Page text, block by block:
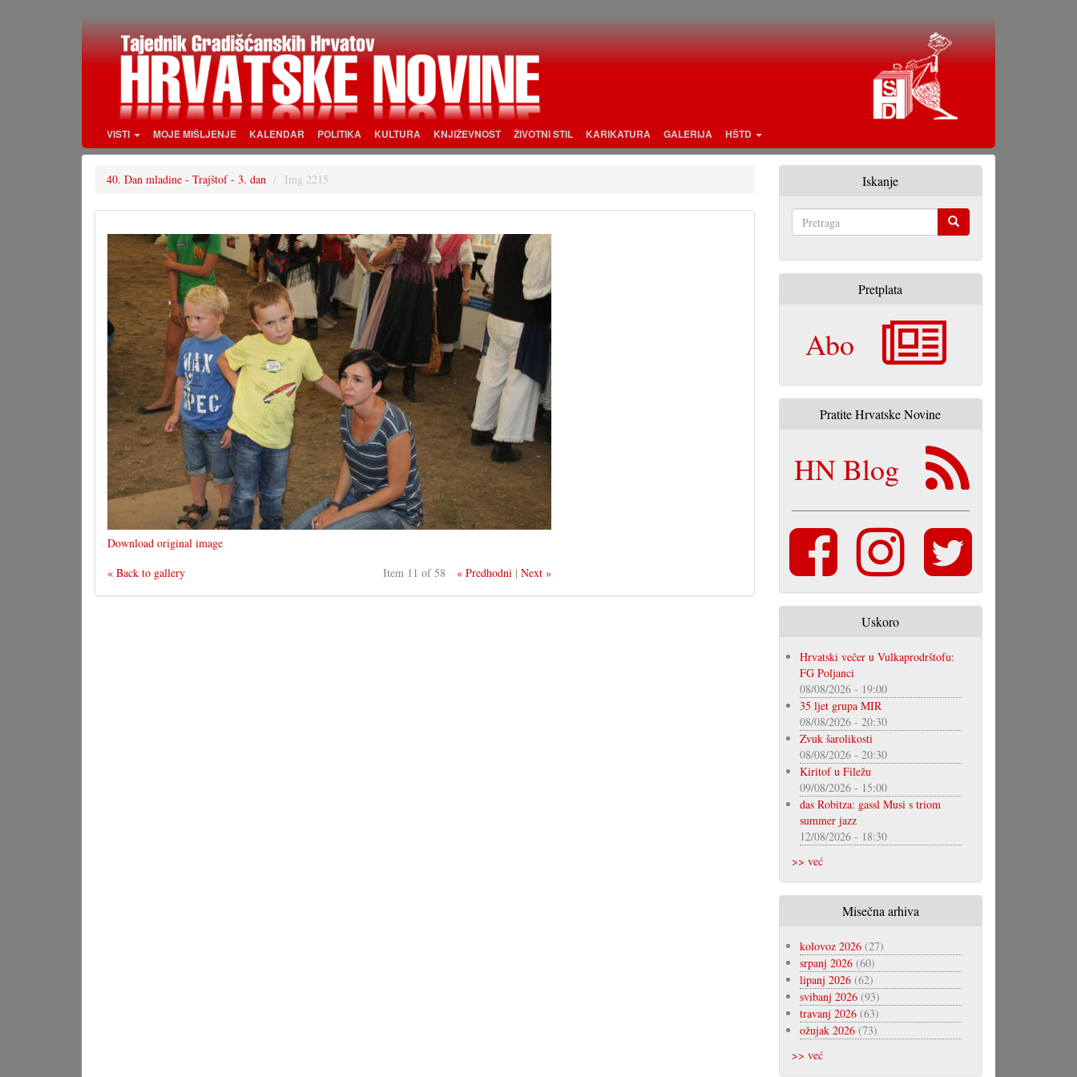
VISTI MOJE MIŠLJENJE KALENDAR POLITIKA KULTURA KNJIŽEVNOST ŽIVOTNI STIL KARIKATURA GALERIJA HŠTD
40. Dan mladine - Trajštof - 3. dan Img 2215
Download original image
« Back to gallery
Item 11 of 58 « Predhodni |Next »
Iskanje
Pretplata
Abo
Pratite Hrvatske Novine
HN Blog
Uskoro
Hrvatski večer u Vulkaprodrštofu:
FG Poljanci
08/08/2026 - 19:00
35 ljet grupa MIR
08/08/2026 - 20:30
Zvuk šarolikosti
08/08/2026 - 20:30
Kiritof u Filežu
09/08/2026 - 15:00
das Robitza: gassl Musi s triom
summer jazz
12/08/2026 - 18:30
>> već
Misečna arhiva
kolovoz 2026(27)
srpanj 2026(60)
lipanj 2026(62)
svibanj 2026(93)
travanj 2026(63)
ožujak 2026(73)
>> već